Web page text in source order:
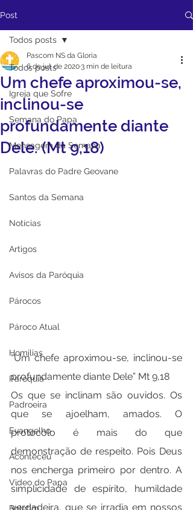
Post
Todos posts
Igreja que Sofre
Semana do Papa
Mensagem da Semana
Palavras do Padre Geovane
Santos da Semana
Notícias
Artigos
Avisos da Paróquia
Párocos
Pároco Atual
Homilias
Paróquia
Padroeira
Evangelho
Aconteceu
Video do Papa
Todos posts
Um chefe aproximou-se,
inclinou-se
profundamente diante
Dele. (Mt 9,18)
Pascom NS da Gloria
6 de jul. de 20203 min de leitura
“Um chefe aproximou-se, inclinou-se
profundamente diante Dele” Mt 9,18
Os que se inclinam são ouvidos. Os
que se ajoelham, amados. O
protocolo é mais do que
demonstração de respeito. Pois Deus
nos encherga primeiro por dentro. A
simplicidade de espírito, humildade
verdadeira, que se irradia em nossos